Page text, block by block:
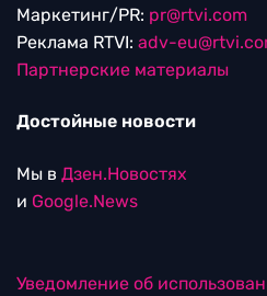
Маркетинг/PR: pr@rtvi.com
Реклама RTVI: adv-
Партнерские материалы
Достойные новости
Мы в Дзен.Новостях
и Google.News
Уведомление об